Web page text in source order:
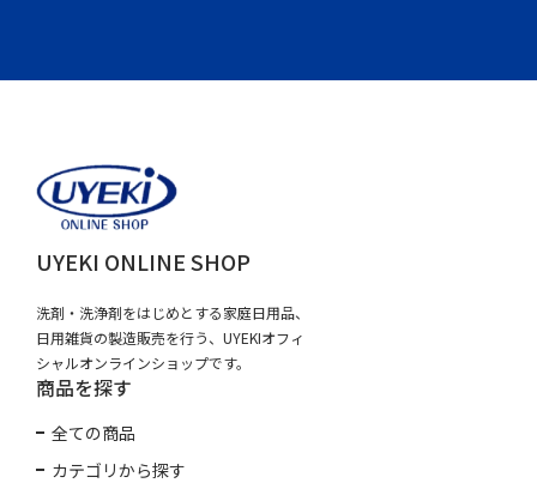
UYEKI ONLINE SHOP
洗剤・洗浄剤をはじめとする家庭日用品、
日用雑貨の製造販売を行う、UYEKIオフィ
シャルオンラインショップです。
商品を探す
全ての商品
カテゴリから探す